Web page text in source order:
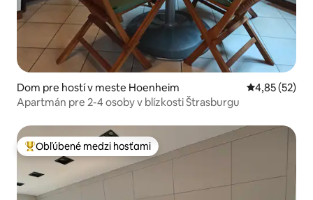
Dom pre hostí v meste Hoenheim Priemerné
4,85 (52)
Apartmán pre 2-4 osoby v blízkosti Štrasburgu
Najobľúbenejšie medzi hosťami
Obľúbené medzi hosťami